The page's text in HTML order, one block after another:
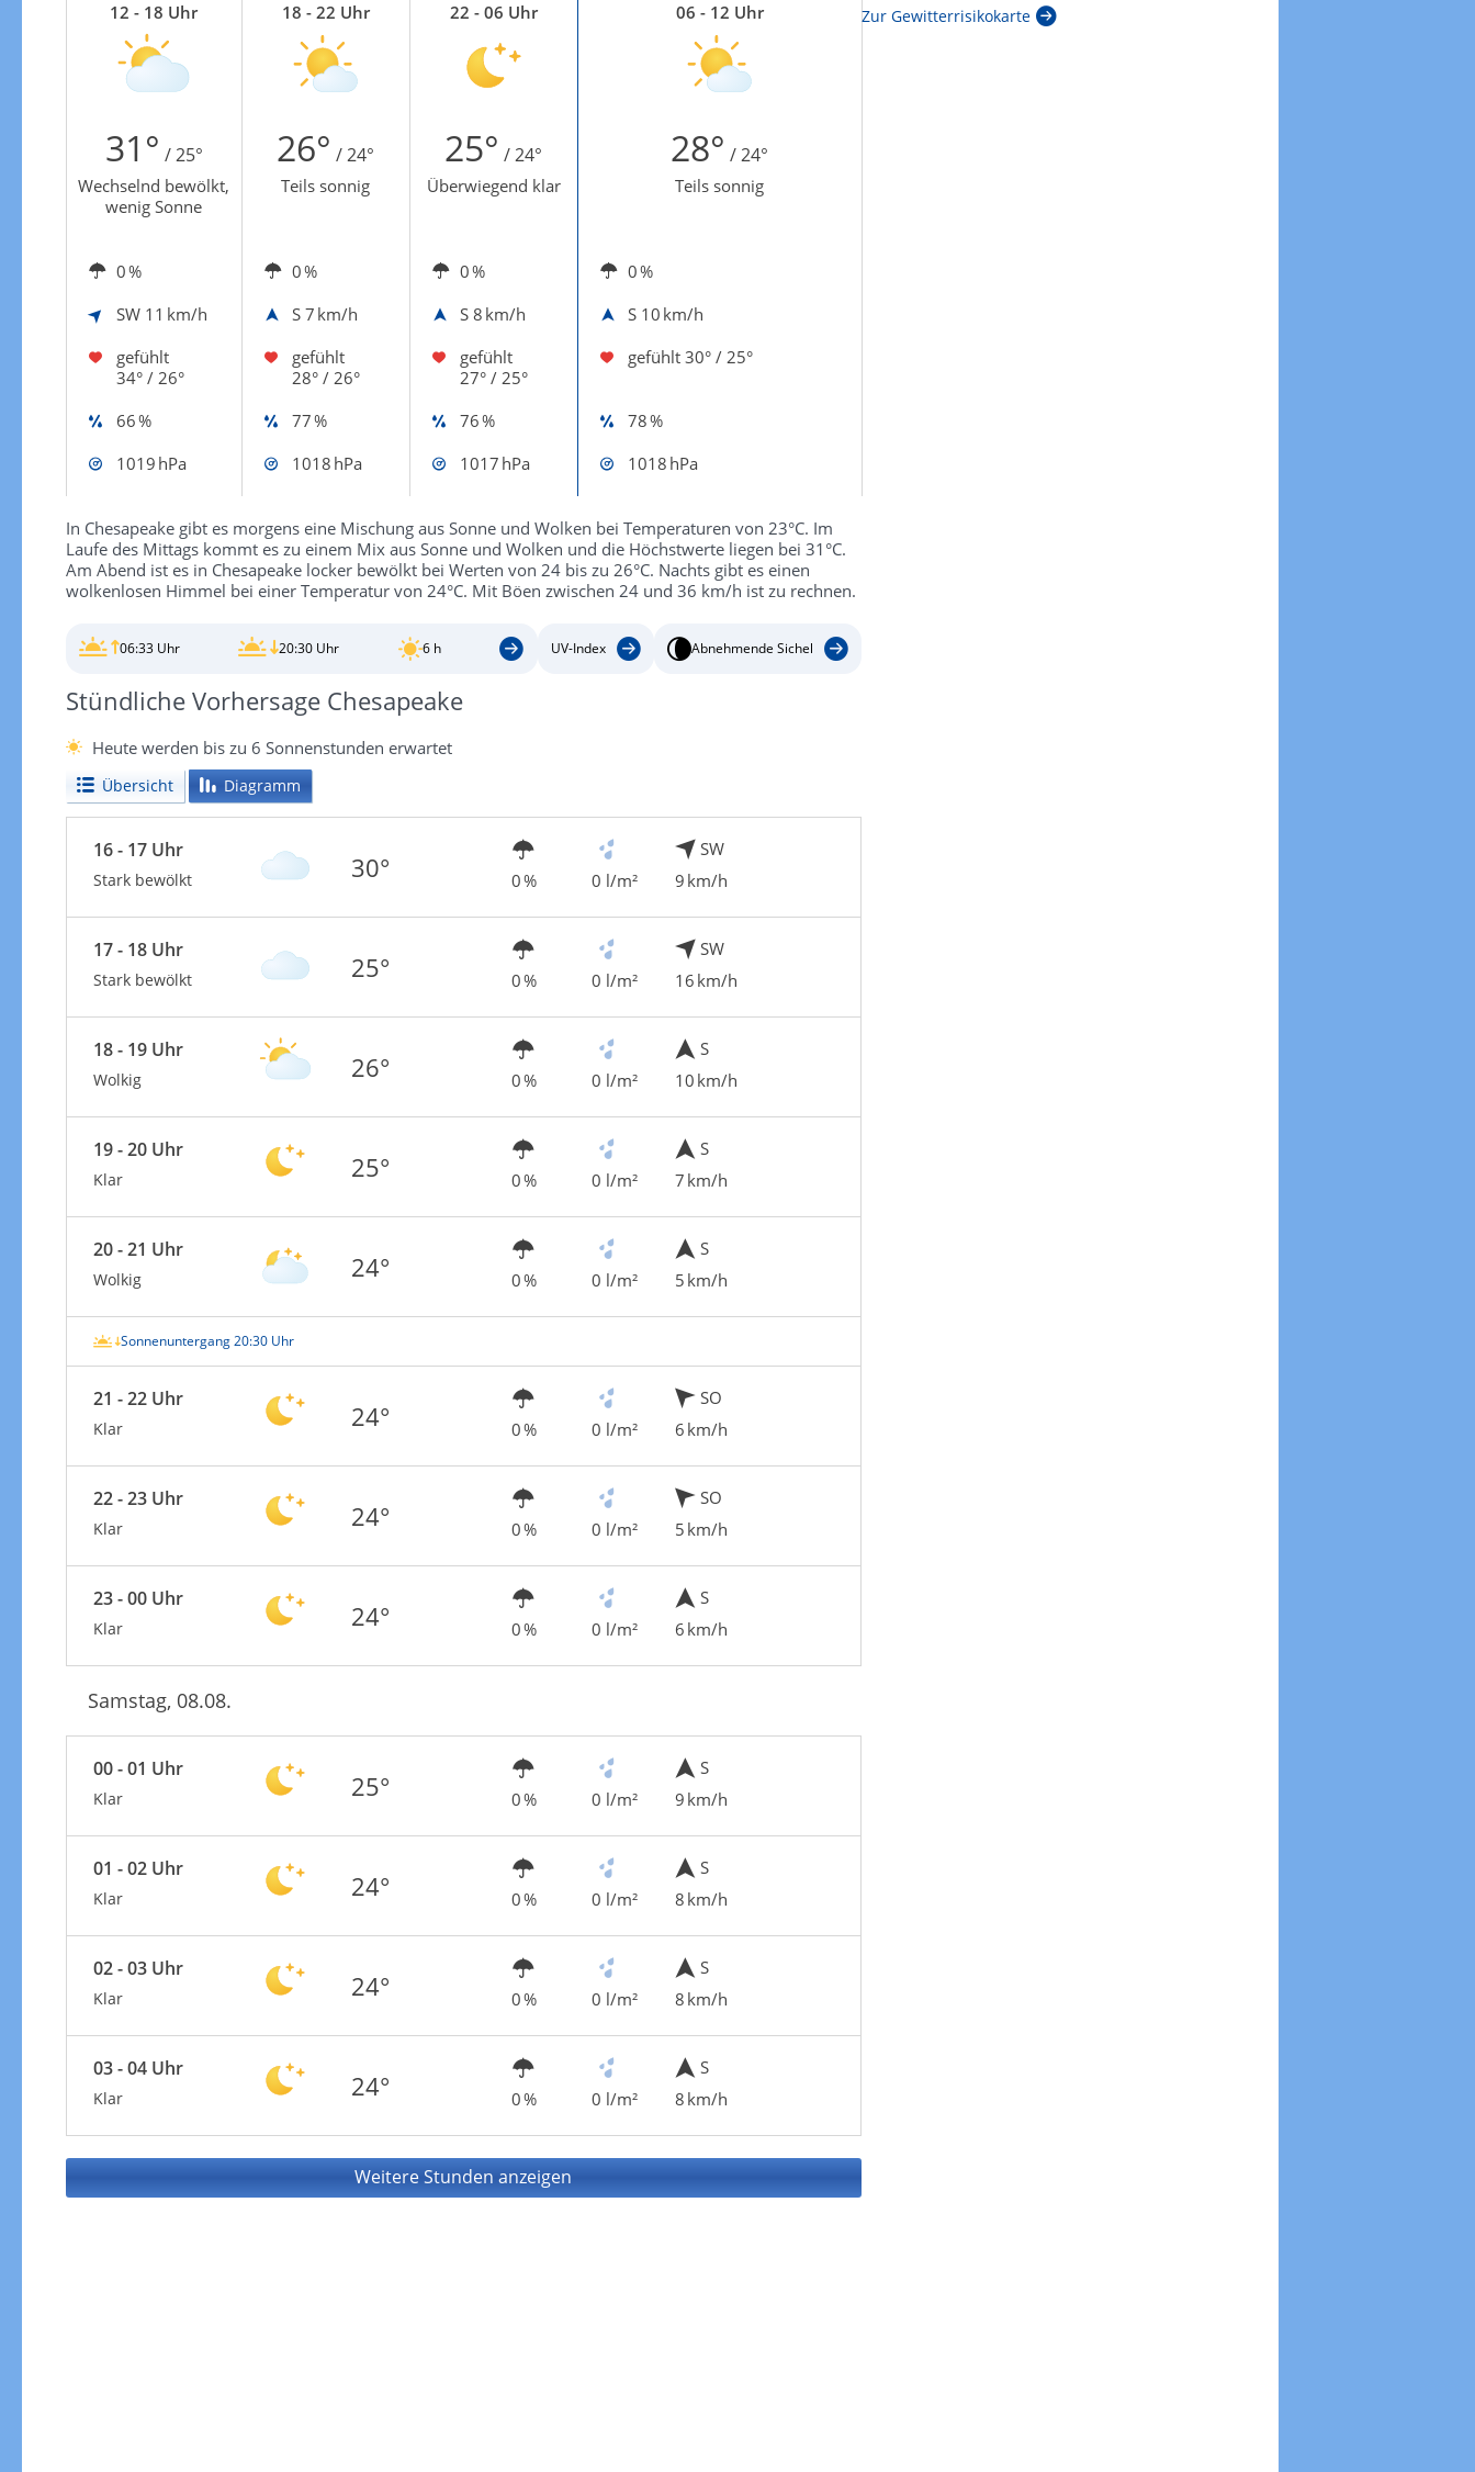
12 - 18 Uhr
18 - 22 Uhr
22 - 06 Uhr
06 - 12 Uhr
31° / 25° 26° / 24° 25° / 24° 28° / 24°
Wechselnd bewölkt,
wenig Sonne
Teils sonnig Überwiegend klar Teils sonnig
0 % 0 % 0 %
0 %
SW 11 km/h S 7 km/h S 8 km/h S 10 km/h
gefühlt
34° / 26°
gefühlt
28° / 26°
gefühlt
27° / 25°
gefühlt 30° / 25°
66 % 77 % 76 %
78 %
1019 hPa
1018 hPa 1017 hPa 1018 hPa
In Chesapeake gibt es morgens eine Mischung aus Sonne und Wolken bei Temperaturen von 23°C. Im
Laufe des Mittags kommt es zu einem Mix aus Sonne und Wolken und die Höchstwerte liegen bei 31°C.
Am Abend ist es in Chesapeake locker bewölkt bei Werten von 24 bis zu 26°C. Nachts gibt es einen
wolkenlosen Himmel bei einer Temperatur von 24°C. Mit Böen zwischen 24 und 36 km/h ist zu rechnen.
06:33 Uhr 20:30 Uhr 6 h UV-Index Abnehmende Sichel
Stündliche Vorhersage Chesapeake
Heute werden bis zu 6 Sonnenstunden erwartet
Übersicht Diagramm
16 - 17 Uhr
Stark bewölkt 30° 0 % 0 l/m²
SW
9 km/h
17 - 18 Uhr
Stark bewölkt 25° 0 % 0 l/m²
SW
16 km/h
18 - 19 Uhr
Wolkig 26° 0 % 0 l/m²
S
10 km/h
19 - 20 Uhr
Klar 25° 0 % 0 l/m²
S
7 km/h
20 - 21 Uhr
Wolkig 24° 0 % 0 l/m²
S
5 km/h
Sonnenuntergang 20:30 Uhr
21 - 22 Uhr
Klar 24° 0 % 0 l/m²
SO
6 km/h
22 - 23 Uhr
Klar 24° 0 % 0 l/m²
SO
5 km/h
23 - 00 Uhr
Klar 24° 0 % 0 l/m²
S
6 km/h
Samstag, 08.08.
00 - 01 Uhr
Klar 25° 0 % 0 l/m²
S
9 km/h
01 - 02 Uhr
Klar 24° 0 % 0 l/m²
S
8 km/h
02 - 03 Uhr
Klar 24° 0 % 0 l/m²
S
8 km/h
03 - 04 Uhr
Klar 24° 0 % 0 l/m²
S
8 km/h
Weitere Stunden anzeigen
Zur Windgeschwindigkeitenkarte Zur Sonnenscheindauerkarte Zur Gewitterrisikokarte